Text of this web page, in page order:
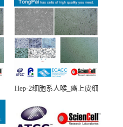
Hep-2细胞系人喉_癌上皮细